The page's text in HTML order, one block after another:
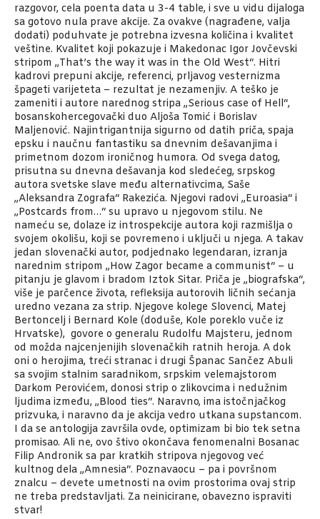
razgovor, cela poenta data u 3-4 table, i sve u vidu dijaloga
sa gotovo nula prave akcije. Za ovakve (nagrađene, valja
dodati) poduhvate je potrebna izvesna količina i kvalitet
veštine. Kvalitet koji pokazuje i Makedonac Igor Jovčevski
stripom „That’s the way it was in the Old West“. Hitri
kadrovi prepuni akcije, referenci, prljavog vesternizma
špageti varijeteta – rezultat je nezamenjiv. A teško je
zameniti i autore narednog stripa „Serious case of Hell“,
bosanskohercegovački duo Aljoša Tomić i Borislav
Maljenović. Najintrigantnija sigurno od datih priča, spaja
epsku i naučnu fantastiku sa dnevnim dešavanjima i
primetnom dozom ironičnog humora. Od svega datog,
prisutna su dnevna dešavanja kod sledećeg, srpskog
autora svetske slave među alternativcima, Saše
„Aleksandra Zografa“ Rakezića. Njegovi radovi „Euroasia“ i
„Postcards from…“ su upravo u njegovom stilu. Ne
nameću se, dolaze iz introspekcije autora koji razmišlja o
svojem okolišu, koji se povremeno i uključi u njega. A takav
jedan slovenački autor, podjednako legendaran, izranja
narednim stripom „How Zagor became a communist“ – u
pitanju je glavom i bradom Iztok Sitar. Priča je „biografska“,
više je parčence života, refleksija autorovih ličnih sećanja
uredno vezana za strip. Njegove kolege Slovenci, Matej
Bertoncelj i Bernard Kole (doduše, Kole poreklo vuče iz
Hrvatske), govore o generalu Rudolfu Majsteru, jednom
od možda najcenjenijih slovenačkih ratnih heroja. A dok
oni o herojima, treći stranac i drugi Španac Sančez Abuli
sa svojim stalnim saradnikom, srpskim velemajstorom
Darkom Perovićem, donosi strip o zlikovcima i nedužnim
ljudima između, „Blood ties“. Naravno, ima istočnjačkog
prizvuka, i naravno da je akcija vedro utkana supstancom.
I da se antologija završila ovde, optimizam bi bio tek setna
promisao. Ali ne, ovo štivo okončava fenomenalni Bosanac
Filip Andronik sa par kratkih stripova njegovog već
kultnog dela „Amnesia“. Poznavaocu – pa i površnom
znalcu – devete umetnosti na ovim prostorima ovaj strip
ne treba predstavljati. Za neinicirane, obavezno ispraviti
stvar!